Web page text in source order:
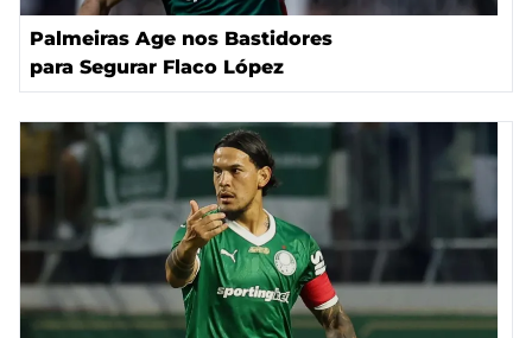
Palmeiras Age nos Bastidores
para Segurar Flaco López